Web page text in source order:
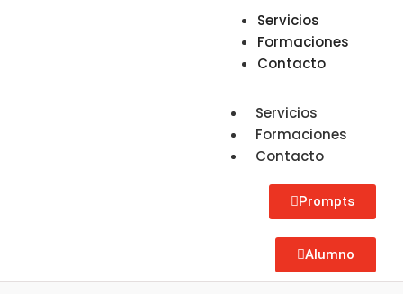
Servicios
Formaciones
Contacto
Servicios
Formaciones
Contacto
Prompts
Alumno